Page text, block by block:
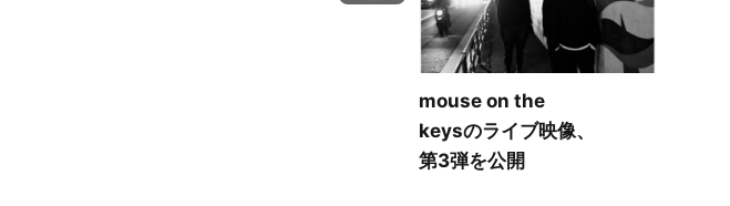
mouse on the
keysのライブ映像、
第3弾を公開